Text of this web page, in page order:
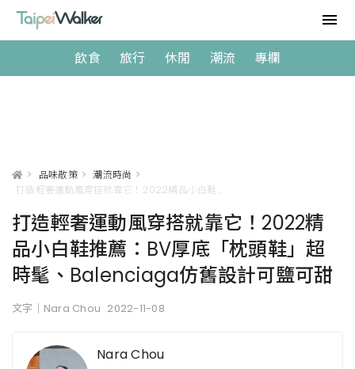
飲食 旅行 休閒 潮流 專欄
> 品味散策 > 潮流時尚 >
打造輕奢運動風穿搭就靠它！2022精
品小白鞋推薦：BV厚底「枕頭鞋」超
時髦、Balenciaga仿舊設計可鹽可甜
文字｜Nara Chou 2022-11-08
Nara Chou